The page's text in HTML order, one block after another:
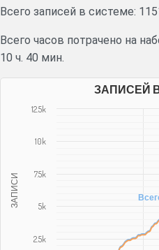
Всего записей в системе:
Всего часов потрачено на
10 ч. 40 мин.
ЗАПИСИ
ЗАПИСЕЙ
2.5k
5k
7.5k
10k
12.5k